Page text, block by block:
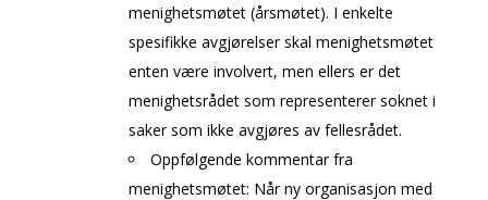
menighetsmøtet (årsmøtet). I enkelte
spesifikke avgjørelser skal menighetsmøtet
enten være involvert, men ellers er det
menighetsrådet som representerer soknet i
saker som ikke avgjøres av fellesrådet.
Oppfølgende kommentar fra
menighetsmøtet: Når ny organisasjon med